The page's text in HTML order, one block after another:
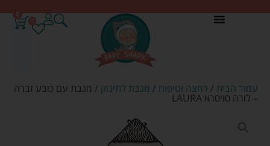
0
עמוד הבית / רחצה וטיפוח / מגבת לתינוק / מגבת עם כובע זברה
– לורה סויסרא LAURA